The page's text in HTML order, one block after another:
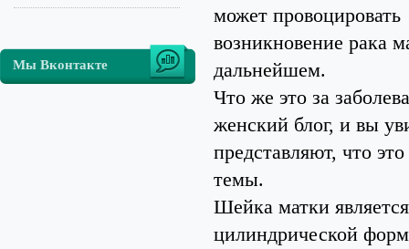
Мы Вконтакте
может провоцировать
возникновение рака
дальнейшем.
Что же это за
женский блог, и вы
представляют, что
темы.
Шейка матки
цилиндрической